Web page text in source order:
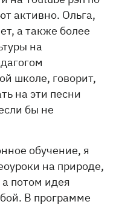
активно. Ольга,
а также более
на
школе, говорит,
на эти песни
бы не
обучение, я
на природе,
потом идея
В программе